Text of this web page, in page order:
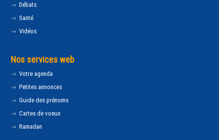
Débats
Santé
Vidéos
Nos services web
Votre agenda
Petites annonces
Guide des prénoms
Cartes de voeux
Ramadan